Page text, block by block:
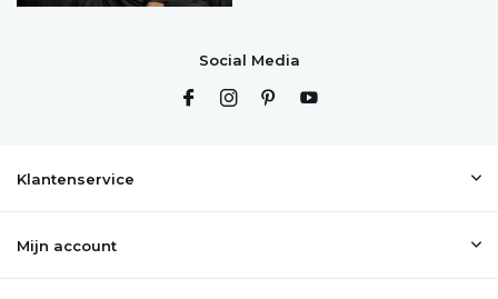
Social Media
Klantenservice
Mijn account